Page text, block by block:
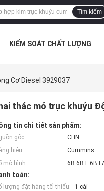
Tìm kiếm
KIỂM SOÁT CHẤT LƯỢNG
Cơ Diesel 3929037
thác mỏ trục khuỷu
tin chi tiết sản phẩm:
gốc:
CHN
hiệu:
Cummins
mô hình:
6B 6BT
toán:
lượng đặt hàng tối thiểu:
1 cái